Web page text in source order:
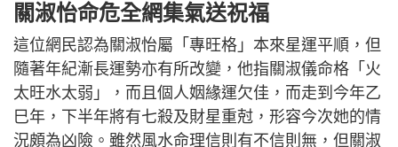
關淑怡命危全網集氣送祝福
這位網民認為關淑怡屬「專旺格」本來星運平順，但
隨著年紀漸長運勢亦有所改變，他指關淑儀命格「火
太旺水太弱」，而且個人姻緣運欠佳，而走到今年乙
巳年，下半年將有七殺及財星重尅，形容今次她的情
況頗為凶險。雖然風水命理信則有不信則無，但關淑